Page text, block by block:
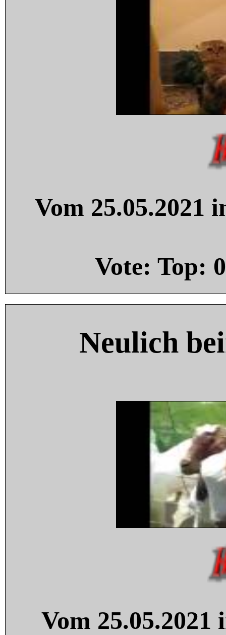
Vom 25.05.2021
Vote: Top: 0
Neulich
Vom